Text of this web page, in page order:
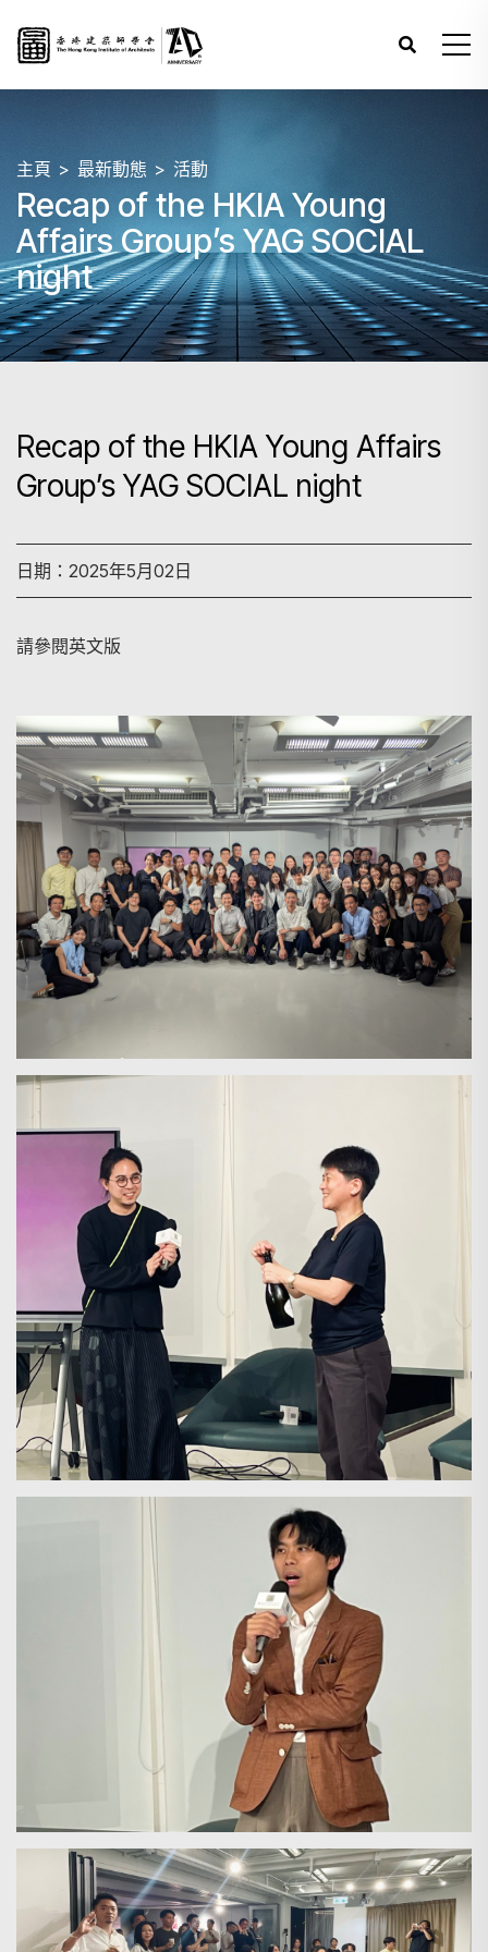
主頁 最新動態 活動
Recap of the HKIA Young
Affairs Group’s YAG SOCIAL
night
Recap of the HKIA Young Affairs
Group’s YAG SOCIAL night
日期：2025年5月02日
請參閱英文版